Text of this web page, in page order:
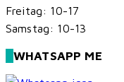
Freitag: 10-17
Samstag: 10-13
WHATSAPP ME